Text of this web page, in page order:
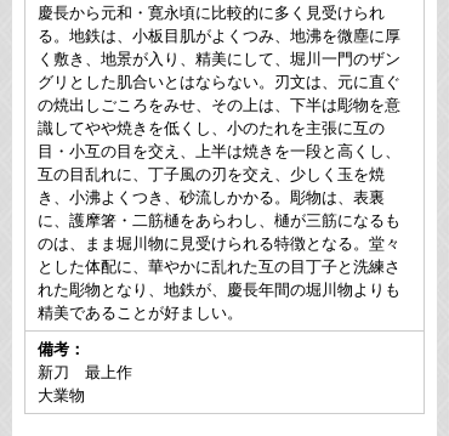
慶長から元和・寛永頃に比較的に多く見受けられ
る。地鉄は、小板目肌がよくつみ、地沸を微塵に厚
く敷き、地景が入り、精美にして、堀川一門のザン
グリとした肌合いとはならない。刃文は、元に直ぐ
の焼出しごころをみせ、その上は、下半は彫物を意
識してやや焼きを低くし、小のたれを主張に互の
目・小互の目を交え、上半は焼きを一段と高くし、
互の目乱れに、丁子風の刃を交え、少しく玉を焼
き、小沸よくつき、砂流しかかる。彫物は、表裏
に、護摩箸・二筋樋をあらわし、樋が三筋になるも
のは、まま堀川物に見受けられる特徴となる。堂々
とした体配に、華やかに乱れた互の目丁子と洗練さ
れた彫物となり、地鉄が、慶長年間の堀川物よりも
精美であることが好ましい。
備考：
新刀 最上作
大業物